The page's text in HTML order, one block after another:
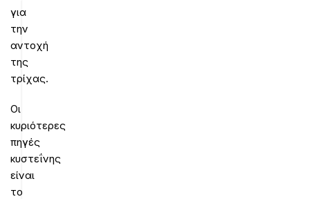
για
την
αντοχή
της
τρίχας.
Οι
κυριότερες
πηγές
κυστεΐνης
είναι
το